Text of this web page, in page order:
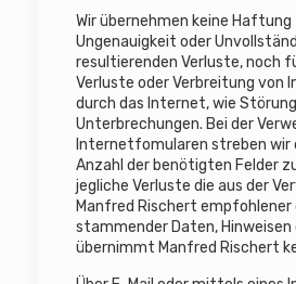
Wir übernehmen keine Haftung
Ungenauigkeit oder
resultierenden Verluste, noch
Verluste oder Verbreitung von
durch das Internet, wie
Unterbrechungen. Bei der
Internetfomularen streben wir
Anzahl der benötigten Felder
jegliche Verluste die aus der
Manfred Rischert empfohlener
stammender Daten, Hinweisen
übernimmt Manfred Rischert